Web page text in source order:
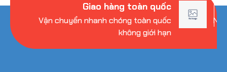
Giao hàng toàn quốc
Vận chuyển nhanh chóng toàn quốc
không giới hạn